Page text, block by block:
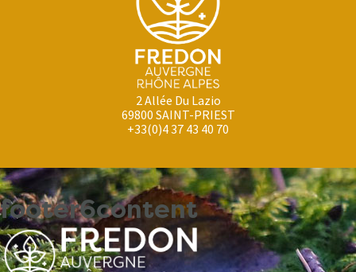
2 Allée Du Lazio
69800 SAINT-PRIEST
+33(0)4 37 43 40 70
footer6content